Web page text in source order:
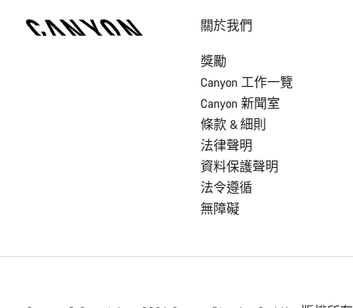
關於我們
獎勵
Canyon 工作一覽
Canyon 新聞室
條款 & 細則
法律聲明
資料保護聲明
法令遵循
無障礙